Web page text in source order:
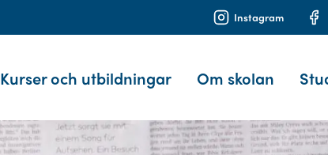
Instagram
Kurser och utbildningar Om skolan